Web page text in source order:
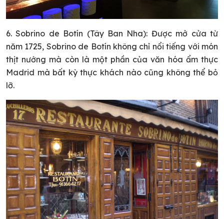
6. Sobrino de Botín (Tây Ban Nha): Được mở cửa từ
năm 1725, Sobrino de Botín không chỉ nổi tiếng với món
thịt nướng mà còn là một phần của văn hóa ẩm thực
Madrid mà bất kỳ thực khách nào cũng không thể bỏ
lỡ.